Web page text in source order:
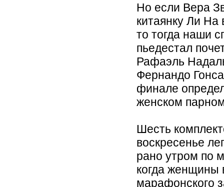
Но если Вера
китаянку Ли На
то тогда наши
пьедестал
Рафаэль
Фернандо
финале
женском
Шесть
воскресенье
рано утром по
когда женщины
марафонского